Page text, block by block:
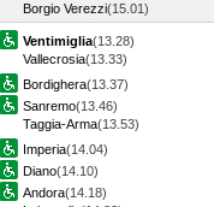
Borgio Verezzi(15.01)
Ventimiglia(13.28)
Vallecrosia(13.33)
Bordighera(13.37)
Sanremo(13.46)
Taggia-Arma(13.53)
Imperia(14.04)
Diano(14.10)
Andora(14.18)